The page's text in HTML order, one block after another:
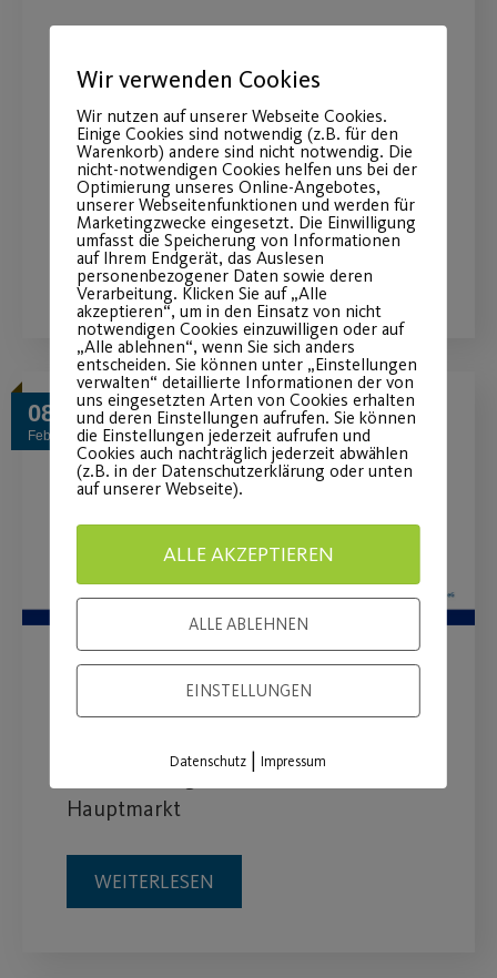
Hauptmarkt
Öffnungszeiten der Nürnberger
Winterwelt während der
Faschingsferien
WEITERLESEN
08
Feb.
Alle kleinen Narren sind
herzlich eingeladen
Rosenmontag - Eislaufen am
Hauptmarkt
WEITERLESEN
Wir verwenden Cookies
Wir nutzen auf unserer Webseite Cookies.
Einige Cookies sind notwendig (z.B. für den
Warenkorb) andere sind nicht notwendig. Die
nicht-notwendigen Cookies helfen uns bei der
Optimierung unseres Online-Angebotes,
unserer Webseitenfunktionen und werden für
Marketingzwecke eingesetzt. Die Einwilligung
umfasst die Speicherung von Informationen
auf Ihrem Endgerät, das Auslesen
personenbezogener Daten sowie deren
Verarbeitung. Klicken Sie auf „Alle
akzeptieren“, um in den Einsatz von nicht
notwendigen Cookies einzuwilligen oder auf
„Alle ablehnen“, wenn Sie sich anders
entscheiden. Sie können unter „Einstellungen
verwalten“ detaillierte Informationen der von
uns eingesetzten Arten von Cookies erhalten
und deren Einstellungen aufrufen. Sie können
die Einstellungen jederzeit aufrufen und
Cookies auch nachträglich jederzeit abwählen
(z.B. in der Datenschutzerklärung oder unten
auf unserer Webseite).
ALLE AKZEPTIEREN
ALLE ABLEHNEN
EINSTELLUNGEN
Datenschutz |Impressum